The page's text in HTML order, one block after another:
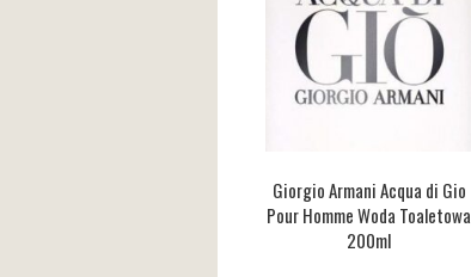
Giorgio Armani Acqua di Gio
Pour Homme Woda Toaletowa
200ml